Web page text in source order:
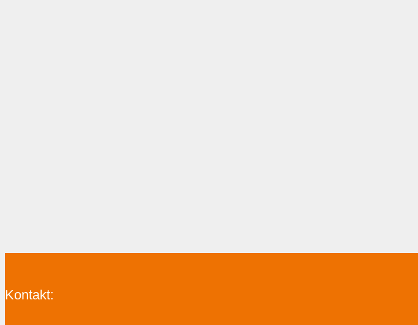
Kontakt: